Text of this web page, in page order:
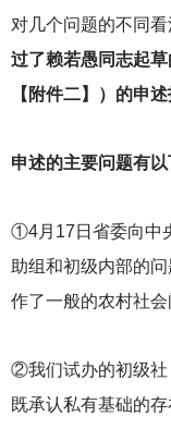
对几个问题的不同
过了赖若愚同志起
【附件二】）的申述
申述的主要问题有以
①4月17日省委向中
助组和初级内部的
作了一般的农村社会
②我们试办的初级社
既承认私有基础的